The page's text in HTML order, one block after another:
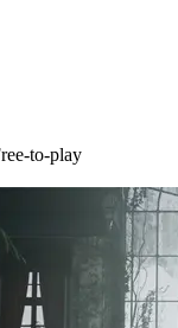
to-play